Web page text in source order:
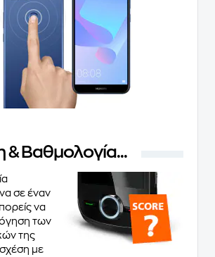
& Βαθμολoγία...
σε έναν
να
των
της
με